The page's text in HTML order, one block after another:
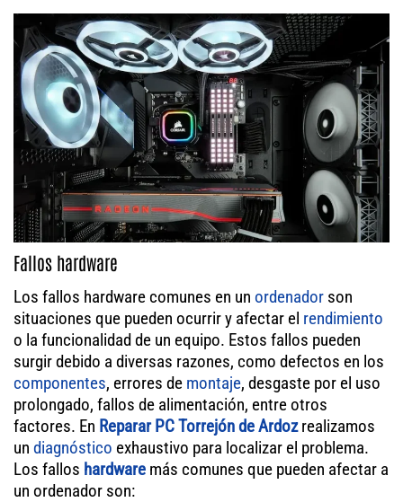
Fallos hardware
Los fallos hardware comunes en un ordenador son
situaciones que pueden ocurrir y afectar el rendimiento
o la funcionalidad de un equipo. Estos fallos pueden
surgir debido a diversas razones, como defectos en los
componentes, errores de montaje, desgaste por el uso
prolongado, fallos de alimentación, entre otros
factores. En Reparar PC Torrejón de Ardozrealizamos
un diagnóstico exhaustivo para localizar el problema.
Los fallos hardware más comunes que pueden afectar a
un ordenador son: